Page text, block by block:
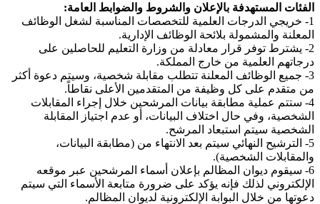
الفئات المستهدفة بالإعلان والشروط والضوابط العامة:
1- خريجي الدرجات العلمية للتخصصات المناسبة لشغل الوظائف
المعلنة والمشمولة بلائحة الوظائف الإدارية.
2- يشترط توفر قرار معادلة من وزارة التعليم للحاصلين على
درجاتهم العلمية من خارج المملكة.
3- جميع الوظائف المعلنة تتطلب مقابلة شخصية، وسيتم دعوة أكثر
من متقدم على كل وظيفة من المتقدمين الأعلى نقاطاً.
4- ستتم عملية مطابقة بيانات المرشحين خلال إجراء المقابلات
الشخصية، وفي حال اختلاف البيانات، أو عدم اجتياز المقابلة
الشخصية سيتم استبعاد المرشح.
5- الترشيح النهائي سيتم بعد الانتهاء من (مطابقة البيانات،
والمقابلات الشخصية).
6- سيقوم ديوان المظالم بإعلان أسماء المرشحين عبر موقعه
الإلكتروني لذلك فإنه يؤكد على ضرورة متابعة الأسماء التي سيتم
دعوتها من خلال البوابة الإلكترونية لديوان المظالم.